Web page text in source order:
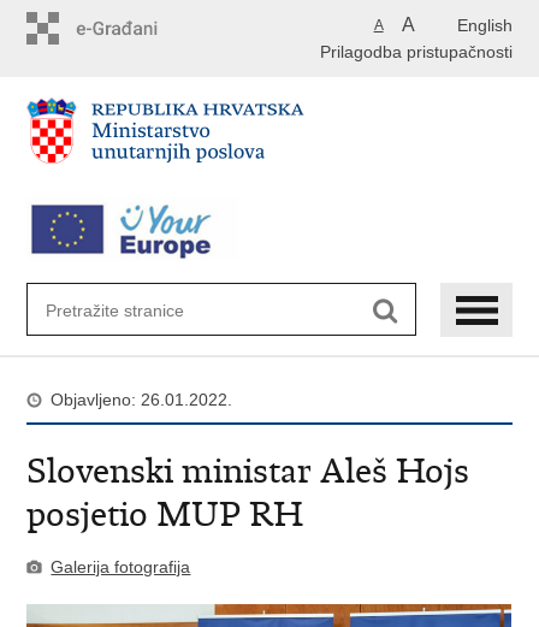
English
A A
Prilagodba pristupačnosti
Objavljeno: 26.01.2022.
Slovenski ministar Aleš Hojs
posjetio MUP RH
Galerija fotografija